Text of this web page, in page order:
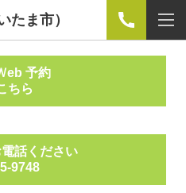
たま市）
eb 予約
ちら
電話ください
9748